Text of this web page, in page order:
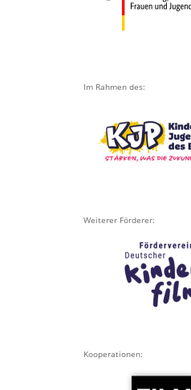
Im Rahmen des:
Weiterer Förderer:
Kooperationen: